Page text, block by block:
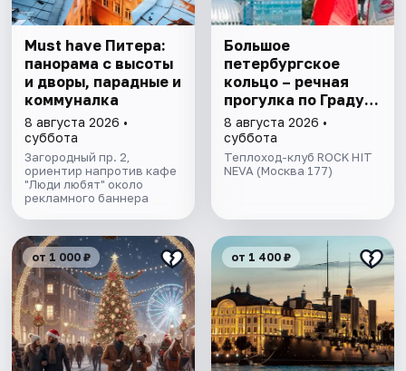
Must have Питера:
панорама с высоты
и дворы, парадные и
коммуналка
8 августа 2026 •
суббота
Загородный пр. 2,
ориентир напротив кафе
"Люди любят" около
рекламного баннера
Большое
петербургское
кольцо – речная
прогулка пo Граду
на Неве с
авторской
экскурсией и живой
музыкой в тёплом
8 августа 2026 •
суббота
Теплоход-клуб ROCK HIT
NEVA (Москва 177)
от 1 000 ₽ от 1 400 ₽